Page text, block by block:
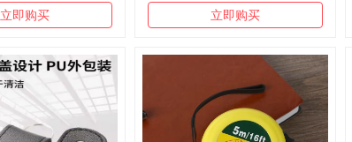
立即购买 立即购买